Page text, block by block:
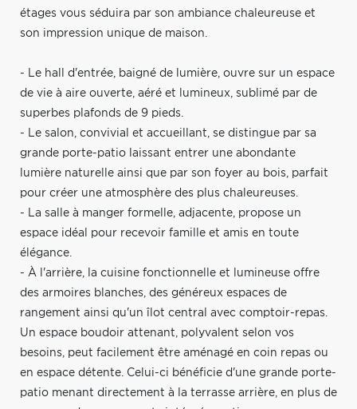
étages vous séduira par son ambiance chaleureuse et
son impression unique de maison.
- Le hall d'entrée, baigné de lumière, ouvre sur un espace
de vie à aire ouverte, aéré et lumineux, sublimé par de
superbes plafonds de 9 pieds.
- Le salon, convivial et accueillant, se distingue par sa
grande porte-patio laissant entrer une abondante
lumière naturelle ainsi que par son foyer au bois, parfait
pour créer une atmosphère des plus chaleureuses.
- La salle à manger formelle, adjacente, propose un
espace idéal pour recevoir famille et amis en toute
élégance.
- À l'arrière, la cuisine fonctionnelle et lumineuse offre
des armoires blanches, des généreux espaces de
rangement ainsi qu'un îlot central avec comptoir-repas.
Un espace boudoir attenant, polyvalent selon vos
besoins, peut facilement être aménagé en coin repas ou
en espace détente. Celui-ci bénéficie d'une grande porte-
patio menant directement à la terrasse arrière, en plus de